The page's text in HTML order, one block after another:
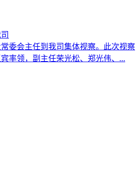
委会主任到我司集体视察。此次视察
率领，副主任荣光松、郑光伟、...